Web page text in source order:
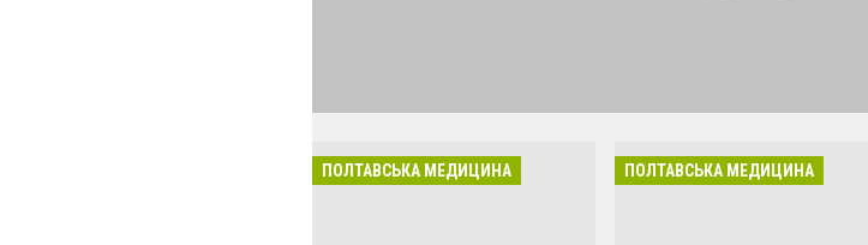
медичної реформи.
ПОЛТАВСЬКА МЕДИЦИНА ПОЛТАВСЬКА МЕДИЦИНА